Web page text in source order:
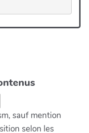
sauf mention
selon les